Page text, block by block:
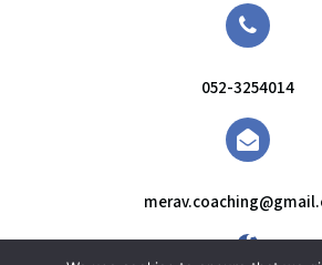
052-3254014